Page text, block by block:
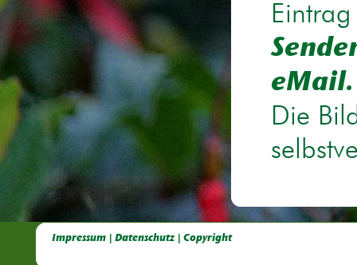
eMail.
Die
Impressum | Datenschutz | Copyright